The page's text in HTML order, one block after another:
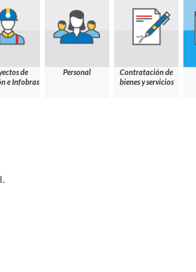
de
e Infobras
Personal
Contratación de
bienes y servicios